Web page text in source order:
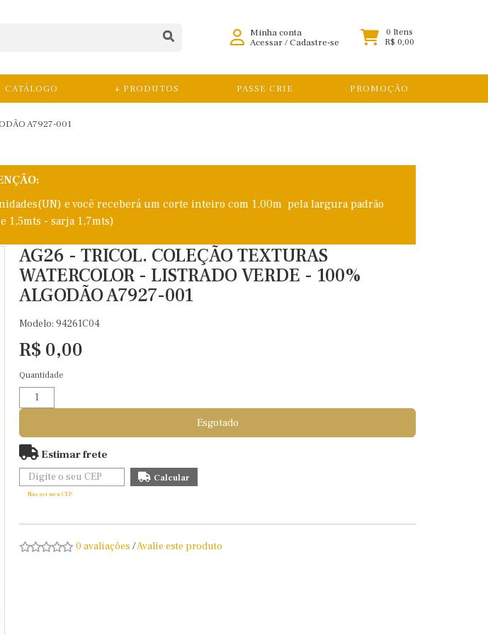
Minha conta
Acessar/Cadastre-se
0 Itens
R$ 0,00
CATÁLOGO + PRODUTOS PASSE CRIE PROMOÇÃO
A7927-001
e você receberá um corte inteiro com 1,00m pela largura padrão
1,5mts - sarja 1,7mts)
AG26 - TRICOL. COLEÇÃO TEXTURAS
WATERCOLOR - LISTRADO VERDE - 100%
ALGODÃO A7927-001
Modelo: 94261C04
R$ 0,00
Quantidade
Esgotado
Estimar frete
Não sei meu CEP
0 avaliações /Avalie este produto